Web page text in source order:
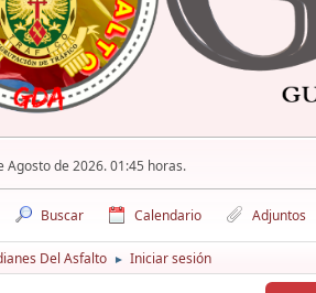
Agosto de 2026. 01:45 horas.
Buscar Calendario Adjuntos
Del Asfalto ► Iniciar sesión